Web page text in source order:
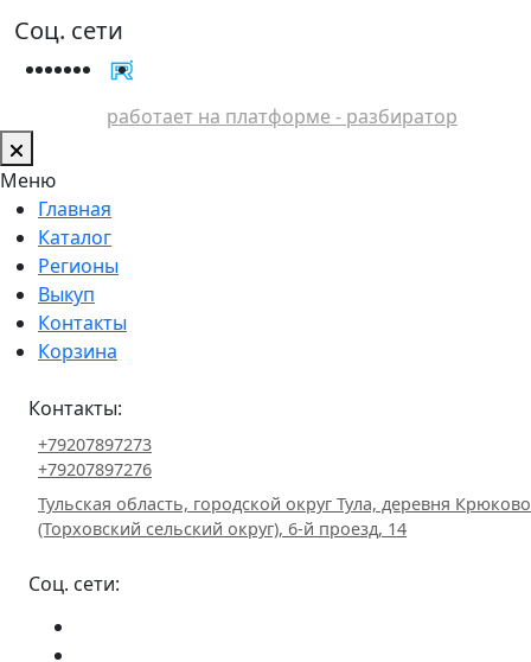
Соц. сети
работает на платформе - разбиратор
Меню
Главная
Каталог
Регионы
Выкуп
Контакты
Корзина
Контакты:
+79207897273
+79207897276
Тульская область, городской округ Тула, деревня Крюково
(Торховский сельский округ), 6-й проезд, 14
Соц. сети: